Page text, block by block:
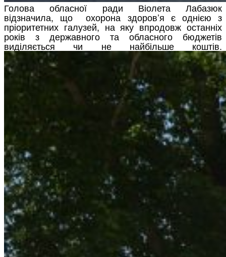
Голова обласної ради Віолета Лабазюк
відзначила, що охорона здоров’я є однією з
пріоритетних галузей, на яку впродовж останніх
років з державного та обласного бюджетів
виділяється чи не найбільше коштів.